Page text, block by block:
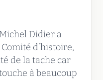
Didier a
d’histoire,
de la tache car
à beaucoup